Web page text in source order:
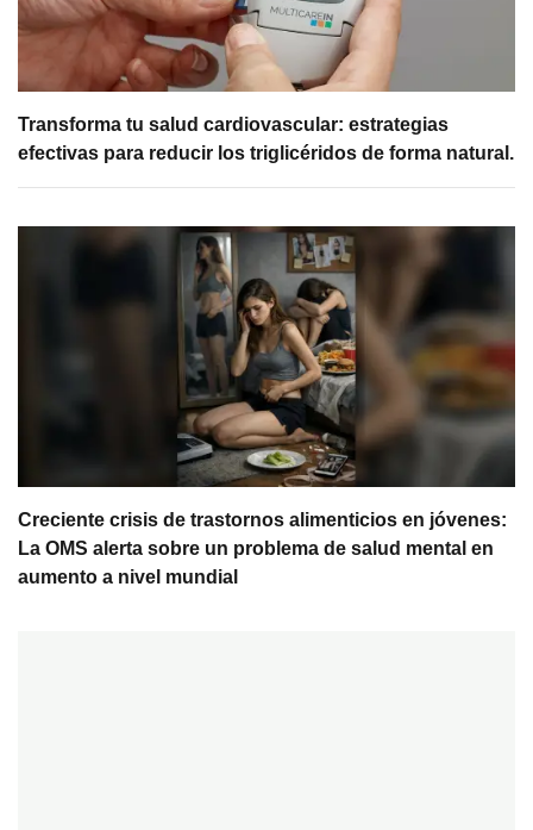
Transforma tu salud cardiovascular: estrategias
efectivas para reducir los triglicéridos de forma natural.
Creciente crisis de trastornos alimenticios en jóvenes:
La OMS alerta sobre un problema de salud mental en
aumento a nivel mundial